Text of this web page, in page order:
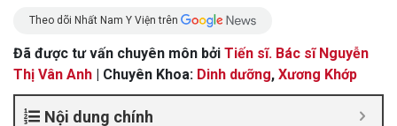
Theo dõi Nhất Nam Y Viện trên
Đã được tư vấn chuyên môn bởi Tiến sĩ. Bác sĩ Nguyễn
Thị Vân Anh | Chuyên Khoa: Dinh dưỡng, Xương Khớp
Nội dung chính